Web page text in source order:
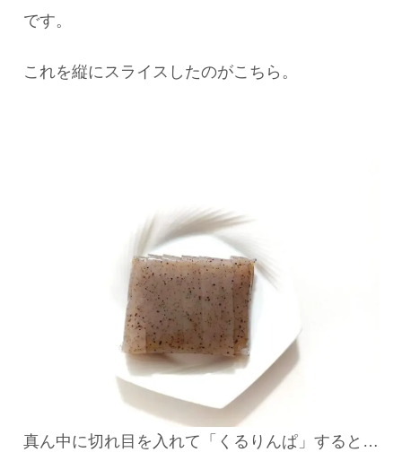
です。
これを縦にスライスしたのがこちら。
真ん中に切れ目を入れて「くるりんぱ」すると…